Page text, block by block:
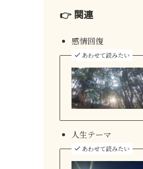
👉 関連
感情回復
あわせて読みたい
人生テーマ
あわせて読みたい